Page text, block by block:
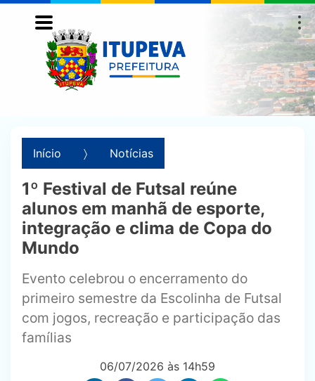
Início Notícias
1º Festival de Futsal reúne
alunos em manhã de esporte,
integração e clima de Copa do
Mundo
Evento celebrou o encerramento do
primeiro semestre da Escolinha de Futsal
com jogos, recreação e participação das
famílias
06/07/2026 às 14h59